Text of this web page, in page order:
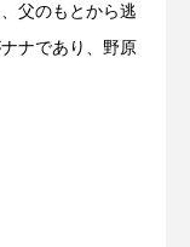
父のもとから逃
ナであり、野原